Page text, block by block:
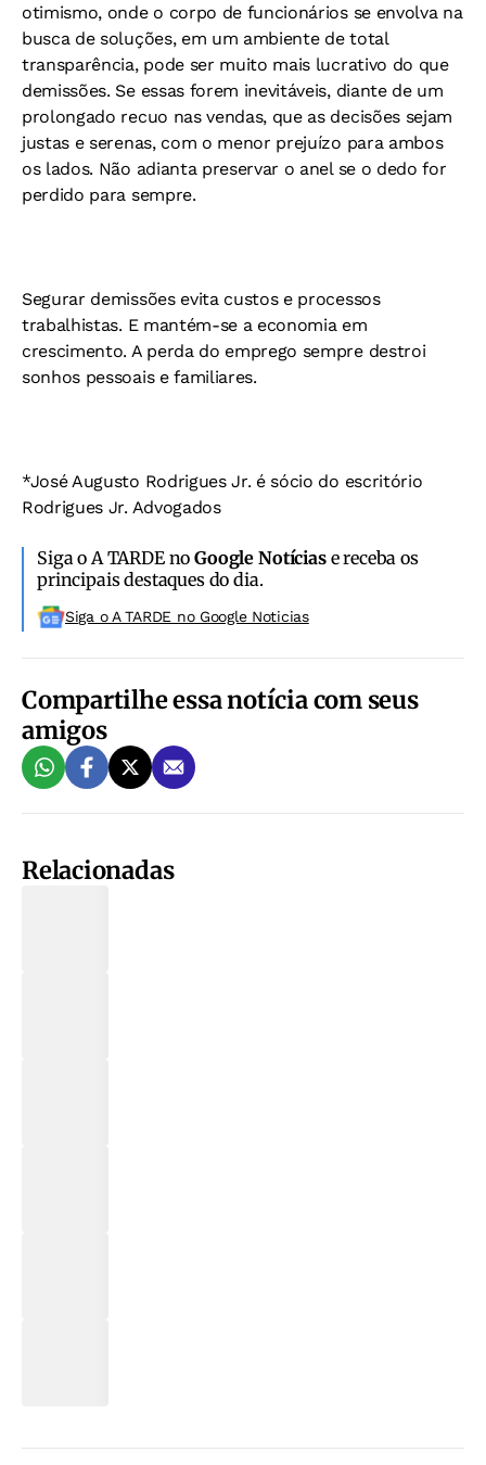
otimismo, onde o corpo de funcionários se envolva na
busca de soluções, em um ambiente de total
transparência, pode ser muito mais lucrativo do que
demissões. Se essas forem inevitáveis, diante de um
prolongado recuo nas vendas, que as decisões sejam
justas e serenas, com o menor prejuízo para ambos
os lados. Não adianta preservar o anel se o dedo for
perdido para sempre.
Segurar demissões evita custos e processos
trabalhistas. E mantém-se a economia em
crescimento. A perda do emprego sempre destroi
sonhos pessoais e familiares.
*José Augusto Rodrigues Jr. é sócio do escritório
Rodrigues Jr. Advogados
Siga o A TARDE noGoogle Notíciase receba os
principais destaques do dia.
Siga o A TARDE no Google Noticias
Compartilhe essa notícia com seus
amigos
Relacionadas